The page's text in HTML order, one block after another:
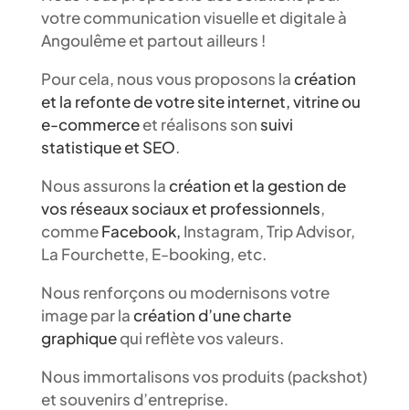
votre communication visuelle et digitale à
Angoulême et partout ailleurs !
Pour cela, nous vous proposons lacréation
et la refonte de votre site internet, vitrine ou
e-commerceet réalisons son suivi
statistique et SEO.
Nous assurons lacréation et la gestion de
vos réseaux sociaux et professionnels,
commeFacebook, Instagram, Trip Advisor,
La Fourchette, E-booking, etc.
Nous renforçons ou modernisons votre
image par lacréation d’une charte
graphiquequi reflète vos valeurs.
Nous immortalisons vos produits (packshot)
et souvenirs d’entreprise.